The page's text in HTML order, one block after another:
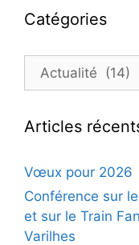
Catégories
Catégories
Articles
Vœux pour 2026
Conférence sur
et sur le Train
Varilhes